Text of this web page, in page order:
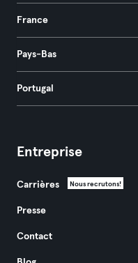
France
Pays-Bas
Portugal
Entreprise
Carrières Nous recrutons!
Presse
Contact